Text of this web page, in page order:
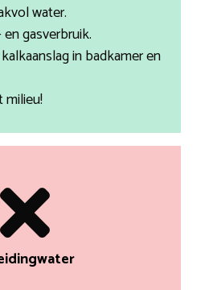
water.
gasverbruik.
in badkamer en